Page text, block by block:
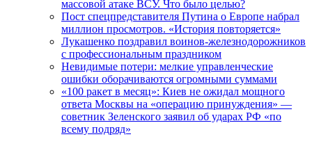
массовой атаке ВСУ. Что было целью?
Пост спецпредставителя Путина о Европе набрал
миллион просмотров. «История повторяется»
Лукашенко поздравил воинов-железнодорожников
с профессиональным праздником
Невидимые потери: мелкие управленческие
ошибки оборачиваются огромными суммами
«100 ракет в месяц»: Киев не ожидал мощного
ответа Москвы на «операцию принуждения» —
советник Зеленского заявил об ударах РФ «по
всему подряд»